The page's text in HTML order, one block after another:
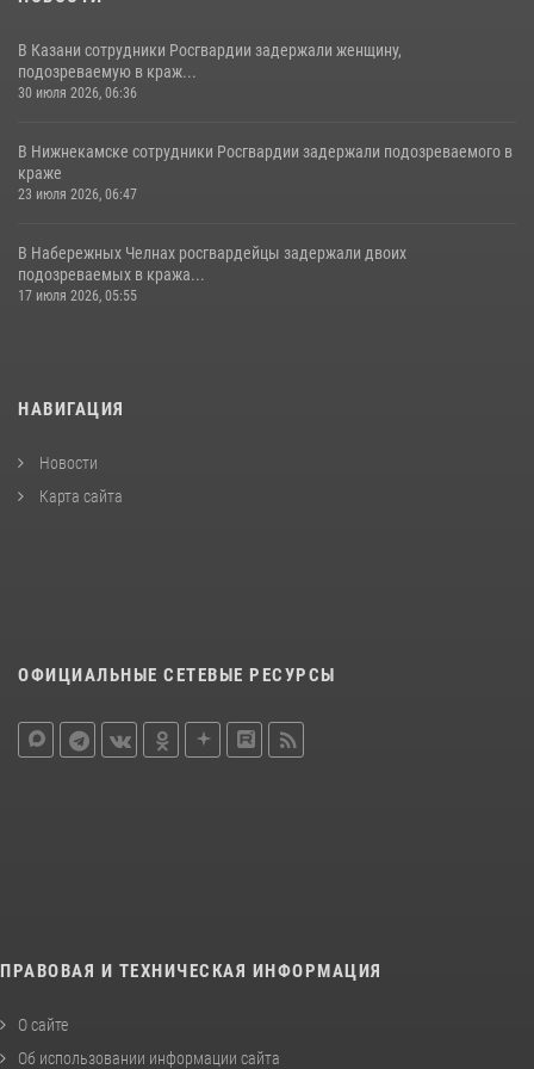
В Казани сотрудники Росгвардии задержали женщину,
подозреваемую в краж...
30 июля 2026, 06:36
В Нижнекамске сотрудники Росгвардии задержали подозреваемого в
краже
23 июля 2026, 06:47
В Набережных Челнах росгвардейцы задержали двоих
подозреваемых в кража...
17 июля 2026, 05:55
НАВИГАЦИЯ
Новости
Карта сайта
ОФИЦИАЛЬНЫЕ СЕТЕВЫЕ РЕСУРСЫ
ПРАВОВАЯ И ТЕХНИЧЕСКАЯ ИНФОРМАЦИЯ
О сайте
Об использовании информации сайта